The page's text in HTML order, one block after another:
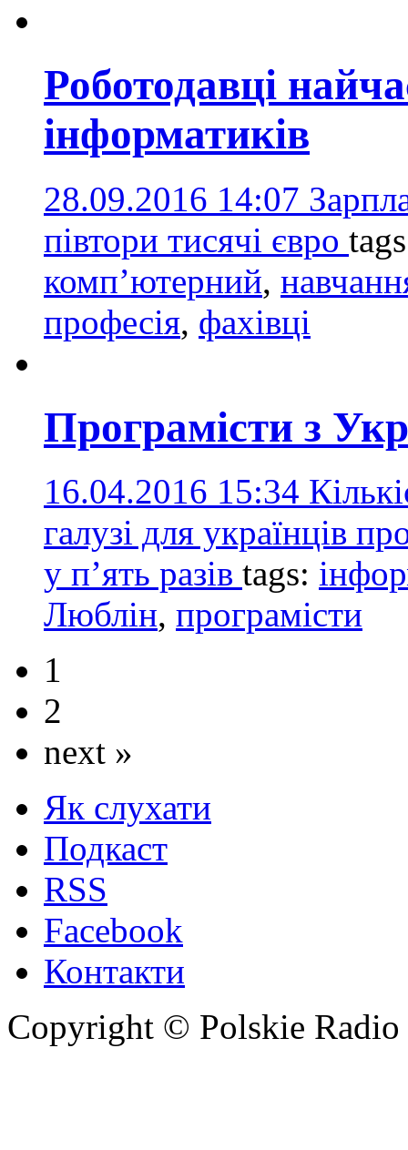
Роботодавці
інформатиків
28.09.2016 14:07
півтори тисячі євро
комп’ютерний,
професія, фахівці
Програмісти з
16.04.2016 15:34
галузі для українців
у п’ять разів tags:
Люблін, програмісти
1
2
next »
Як слухати
Подкаст
RSS
Facebook
Контакти
Copyright © Polskie